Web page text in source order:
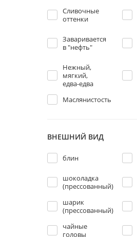
Сливочные
оттенки
Заваривается
в "нефть"
Нежный,
мягкий,
едва-едва
Маслянистость
ВНЕШНИЙ ВИД
блин
шоколадка
(прессованный)
шарик
(прессованный)
чайные
головы